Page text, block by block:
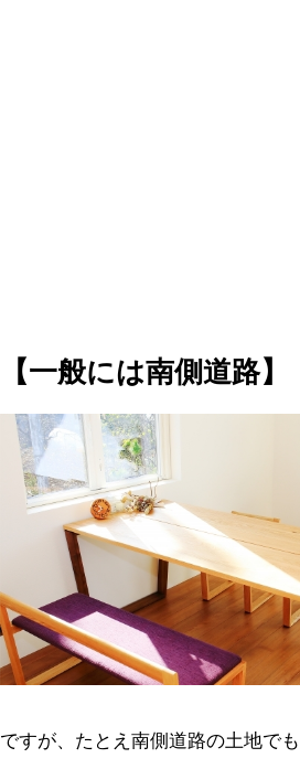
【一般には南側道路】
ですが、たとえ南側道路の土地でも